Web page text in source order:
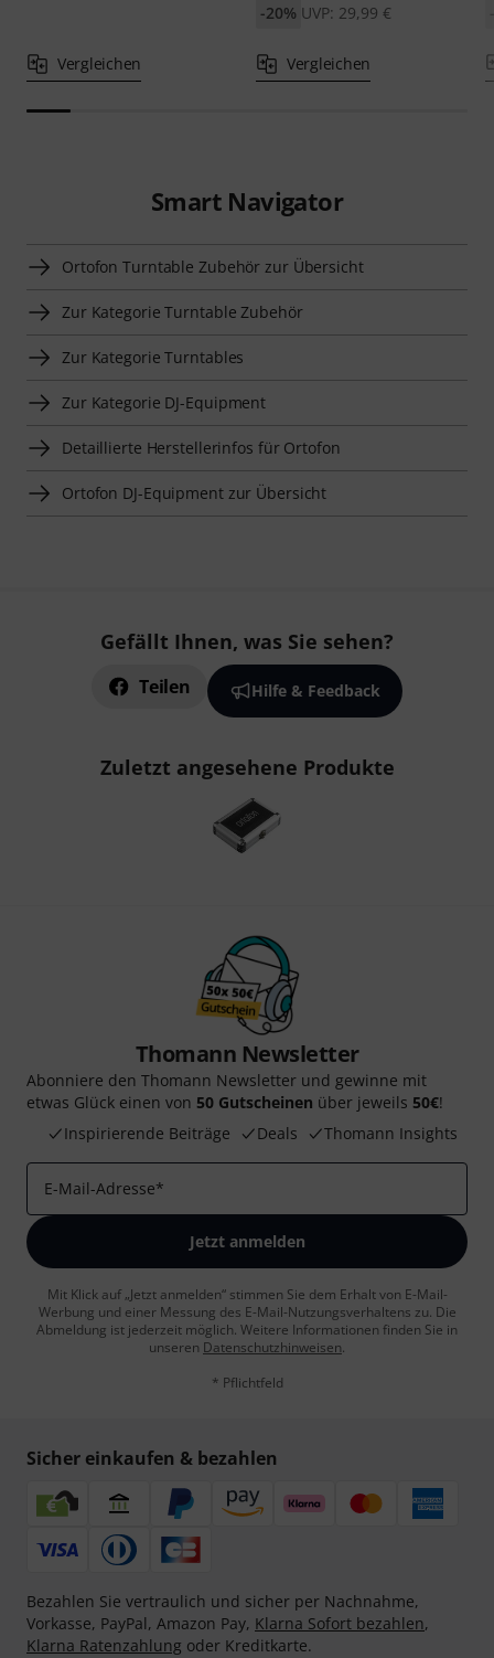
Vergleichen
UVP: 29,99 €
-20%
Vergleichen
Smart Navigator
Ortofon Turntable Zubehör zur Übersicht
Zur Kategorie Turntable Zubehör
Zur Kategorie Turntables
Zur Kategorie DJ-Equipment
Detaillierte Herstellerinfos für Ortofon
Ortofon DJ-Equipment zur Übersicht
Gefällt Ihnen, was Sie sehen?
Teilen Hilfe & Feedback
Zuletzt angesehene Produkte
Thomann Newsletter
Abonniere den Thomann Newsletter und gewinne mit
etwas Glück einen von 50 Gutscheinen über jeweils 50€!
Inspirierende Beiträge
Deals Thomann Insights
E-Mail-Adresse*
Jetzt anmelden
Mit Klick auf „Jetzt anmelden“ stimmen Sie dem Erhalt von E-Mail-
Werbung und einer Messung des E-Mail-Nutzungsverhaltens zu. Die
Abmeldung ist jederzeit möglich. Weitere Informationen finden Sie in
unseren Datenschutzhinweisen.
* Pflichtfeld
Sicher einkaufen & bezahlen
Bezahlen Sie vertraulich und sicher per Nachnahme,
Vorkasse, PayPal, Amazon Pay, Klarna Sofort bezahlen,
Klarna Ratenzahlung oder Kreditkarte.